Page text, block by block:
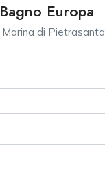
Bagno Europa
Marina di Pietrasanta